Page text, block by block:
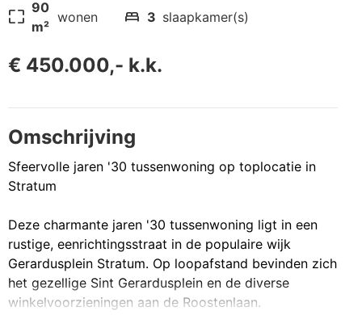
pageless 90
m²
wonen bed 3 slaapkamer(s)
€ 450.000,- k.k.
Omschrijving
Sfeervolle jaren '30 tussenwoning op toplocatie in
Stratum
Deze charmante jaren '30 tussenwoning ligt in een
rustige, eenrichtingsstraat in de populaire wijk
Gerardusplein Stratum. Op loopafstand bevinden zich
het gezellige Sint Gerardusplein en de diverse
winkelvoorzieningen aan de Roostenlaan.